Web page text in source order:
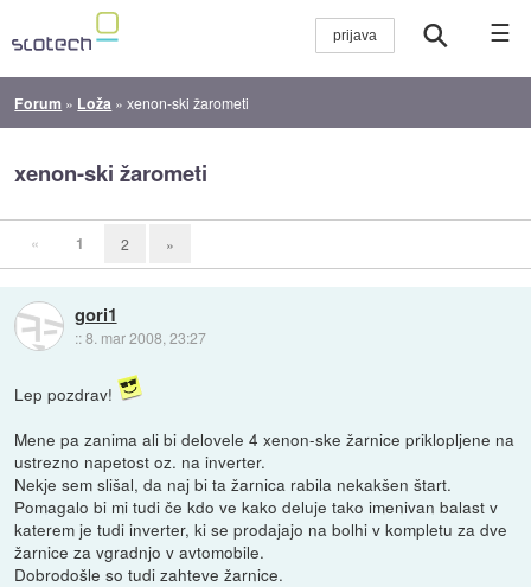
☰
Forum » Loža »xenon-ski žarometi
xenon-ski žarometi
« 1 2 »
gori1
::8. mar 2008, 23:27
Lep pozdrav!
Mene pa zanima ali bi delovele 4 xenon-ske žarnice priklopljene na
ustrezno napetost oz. na inverter.
Nekje sem slišal, da naj bi ta žarnica rabila nekakšen štart.
Pomagalo bi mi tudi če kdo ve kako deluje tako imenivan balast v
katerem je tudi inverter, ki se prodajajo na bolhi v kompletu za dve
žarnice za vgradnjo v avtomobile.
Dobrodošle so tudi zahteve žarnice.